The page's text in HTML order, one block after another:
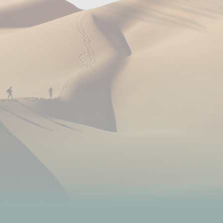
des mezzés jordaniens !), Nous aurons du mal à en
partir... Réservez vite votre voyage, car la pension ne
peut pas accueillir tous les groupes.
Dans cette pension, nous sommes en dortoir de 3 à
5 personnes qui peuvent être mixtes suivant la
composition du groupe.
Dans le désert, nous dormons à deux sous
tente dôme ou en tente bédouine, sur des matelas
d'environ 5 cm
d'épaisseur (fournis). Notre logistique éprouvée